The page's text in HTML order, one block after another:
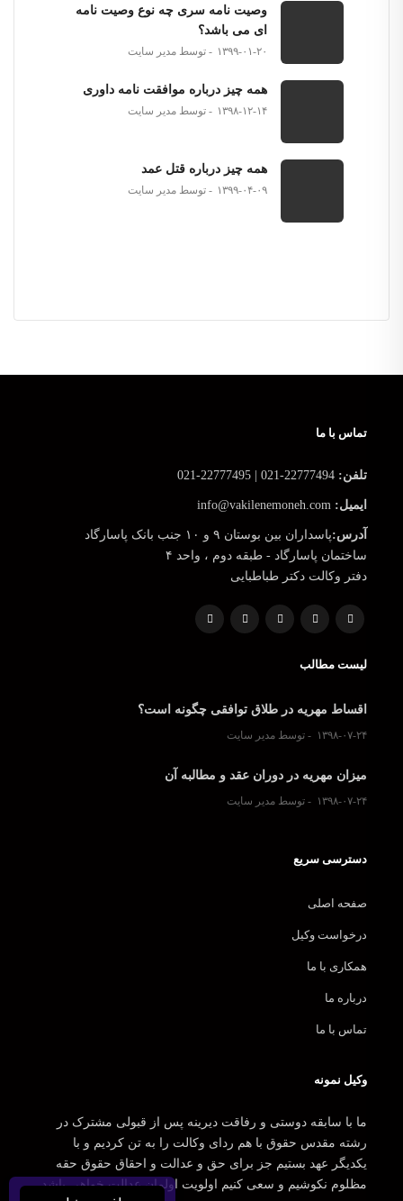
وصیت نامه سری چه نوع وصیت نامه
ای می باشد؟
۱۳۹۹-۰۱-۲۰ توسط مدیر سایت
همه چیز درباره موافقت نامه داوری
۱۳۹۸-۱۲-۱۴ توسط مدیر سایت
همه چیز درباره قتل عمد
۱۳۹۹-۰۴-۰۹ توسط مدیر سایت
تماس با ما
تلفن:
ایمیل:
آدرس:پاسداران بین بوستان ۹ و ۱۰ جنب بانک پاسارگاد
ساختمان پاسارگاد - طبقه دوم ، واحد ۴
دفتر وکالت دکتر طباطبایی
لیست مطالب
اقساط مهریه در طلاق توافقی چگونه است؟
۱۳۹۸-۰۷-۲۴ توسط مدیر سایت
میزان مهریه در دوران عقد و مطالبه آن
۱۳۹۸-۰۷-۲۴ توسط مدیر سایت
دسترسی سریع
صفحه اصلی
درخواست وکیل
همکاری با ما
درباره ما
تماس با ما
وکیل نمونه
ما با سابقه دوستی و رفاقت دیرینه پس از قبولی مشترک در
رشته مقدس حقوق با هم ردای وکالت را به تن کردیم و با
یکدیگر عهد بستیم جز برای حق و عدالت و احقاق حقوق حقه
مظلوم نکوشیم و سعی کنیم اولویت اولمان عدالت خواهی باشد.